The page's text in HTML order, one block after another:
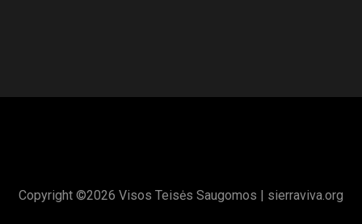
Copyright ©2026 Visos Teisės Saugomos | sierraviva.org